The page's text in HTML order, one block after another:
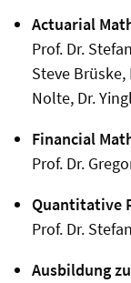
Actuarial
Prof. Dr.
Steve Brüske,
Nolte, Dr.
Financial
Prof. Dr.
Quantitative
Prof. Dr.
Ausbildung